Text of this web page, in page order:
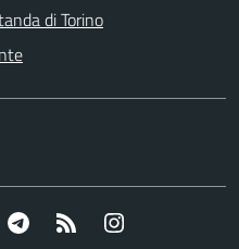
di Torino
Telegram RSS